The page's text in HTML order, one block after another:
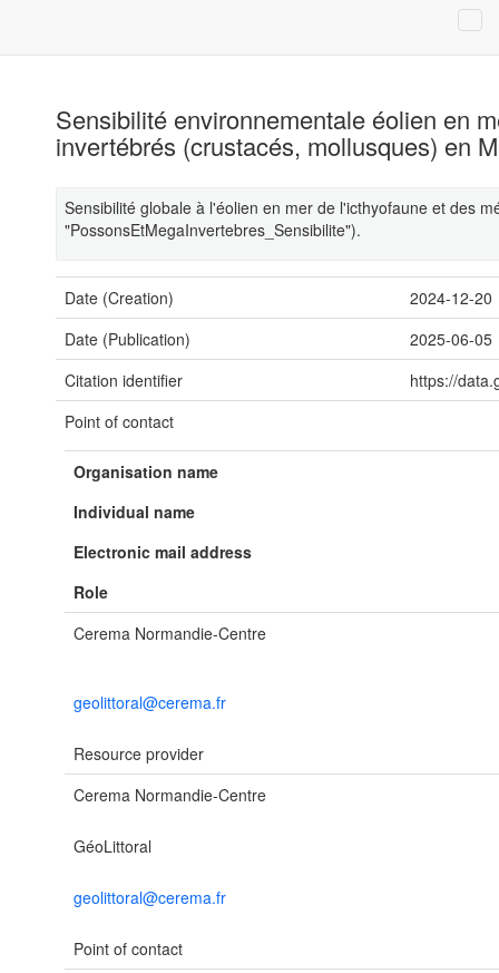
Sensibilité environnementale éolien en
invertébrés (crustacés, mollusques) en
Sensibilité globale à l'éolien en mer de l'icthyofaune et des
"PossonsEtMegaInvertebres_Sensibilite").
Date (Creation)
2024-12-20
Date (Publication)
2025-06-05
Citation identifier
https://
Point of contact
Organisation name
Individual name
Electronic mail address
Role
Cerema Normandie-Centre
geolittoral@cerema.fr
Resource provider
Cerema Normandie-Centre
GéoLittoral
geolittoral@cerema.fr
Point of contact